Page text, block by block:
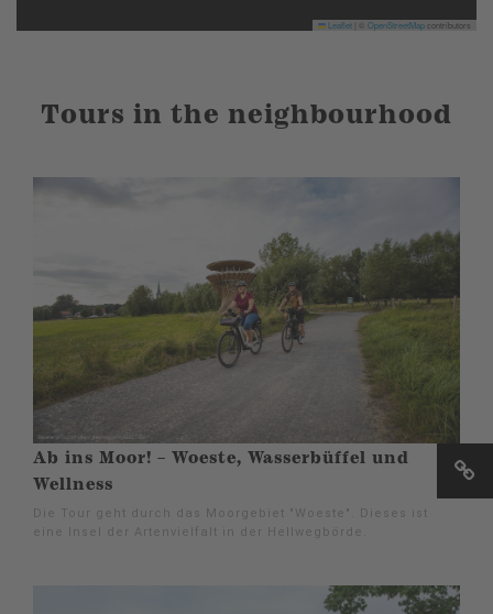
Leaflet OpenStreetMapcontributors
Tours in the neighbourhood
Ab ins Moor! – Woeste, Wasserbüffel und
Wellness
Die Tour geht durch das Moorgebiet "Woeste". Dieses ist
eine Insel der Artenvielfalt in der Hellwegbörde.